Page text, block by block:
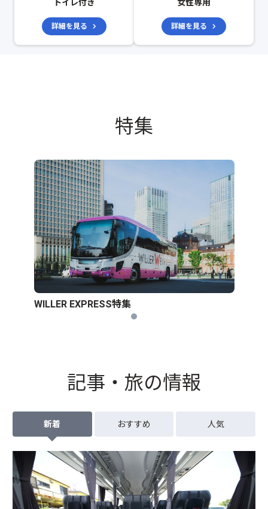
トイレ付き
詳細を見る
女性専用
詳細を見る
特集
WILLER EXPRESS特集
記事・旅の情報
新着 おすすめ 人気